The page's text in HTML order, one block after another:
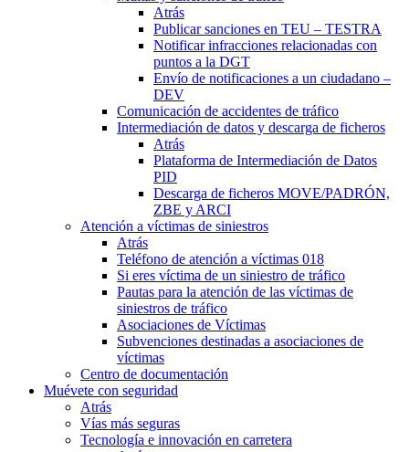
Atrás
Publicar sanciones en TEU – TESTRA
Notificar infracciones relacionadas con
puntos a la DGT
Envío de notificaciones a un ciudadano –
DEV
Comunicación de accidentes de tráfico
Intermediación de datos y descarga de ficheros
Atrás
Plataforma de Intermediación de Datos
PID
Descarga de ficheros MOVE/PADRÓN,
ZBE y ARCI
Atención a víctimas de siniestros
Atrás
Teléfono de atención a víctimas 018
Si eres víctima de un siniestro de tráfico
Pautas para la atención de las víctimas de
siniestros de tráfico
Asociaciones de Víctimas
Subvenciones destinadas a asociaciones de
víctimas
Centro de documentación
Muévete con seguridad
Atrás
Vías más seguras
Tecnología e innovación en carretera